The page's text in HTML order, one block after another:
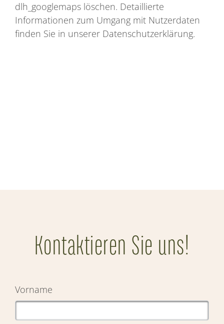
dlh_googlemaps löschen. Detaillierte
Informationen zum Umgang mit Nutzerdaten
finden Sie in unserer Datenschutzerklärung.
Kontaktieren Sie uns!
Vorname